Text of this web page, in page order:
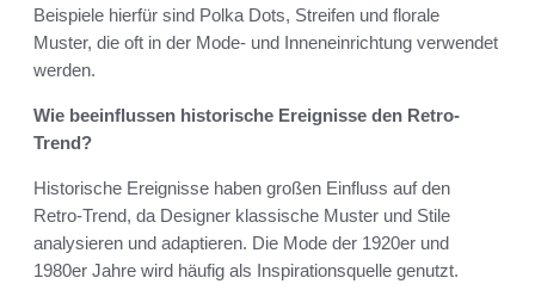
Beispiele hierfür sind Polka Dots, Streifen und florale
Muster, die oft in der Mode- und Inneneinrichtung verwendet
werden.
Wie beeinflussen historische Ereignisse den Retro-
Trend?
Historische Ereignisse haben großen Einfluss auf den
Retro-Trend, da Designer klassische Muster und Stile
analysieren und adaptieren. Die Mode der 1920er und
1980er Jahre wird häufig als Inspirationsquelle genutzt.